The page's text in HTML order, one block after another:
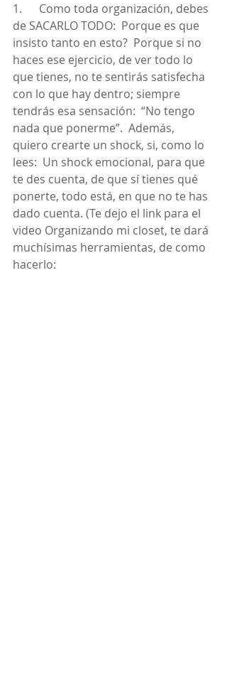
1.      Como toda organización, debes
de SACARLO TODO:  Porque es que
insisto tanto en esto?  Porque si no
haces ese ejercicio, de ver todo lo
que tienes, no te sentirás satisfecha
con lo que hay dentro; siempre
tendrás esa sensación:  “No tengo
nada que ponerme”.  Además,
quiero crearte un shock, si, como lo
lees:  Un shock emocional, para que
te des cuenta, de que sí tienes qué
ponerte, todo está, en que no te has
dado cuenta. (Te dejo el link para el
video Organizando mi closet, te dará
muchísimas herramientas, de como
hacerlo: